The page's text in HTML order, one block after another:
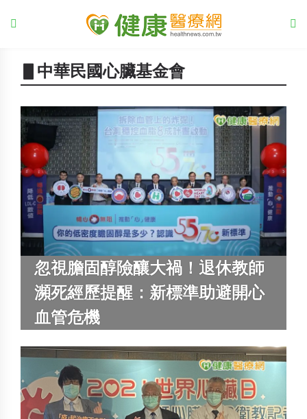
▋中華民國心臟基金會
忽視膽固醇險釀大禍！退休教師
瀕死經歷提醒：新標準助避開心
血管危機